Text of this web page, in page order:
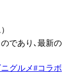
であり､最新の
グルメ#コラボ